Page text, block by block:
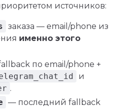
источников:
заказа — email/phone из
именно этого
по email/phone +
и
.
— последний fallback